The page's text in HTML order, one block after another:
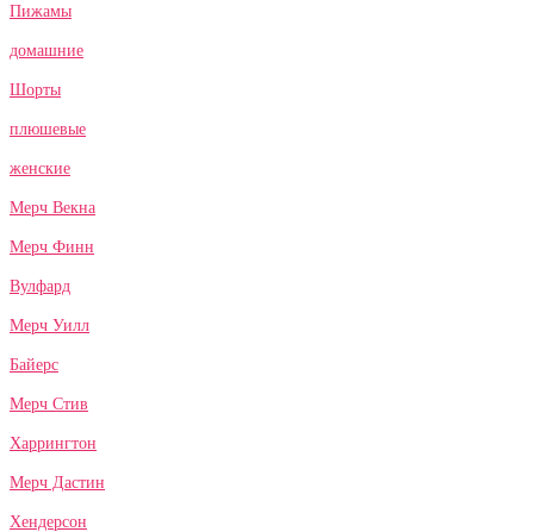
Пижамы
домашние
Шорты
плюшевые
женские
Мерч Векна
Мерч Финн
Вулфард
Мерч Уилл
Байерс
Мерч Стив
Харрингтон
Мерч Дастин
Хендерсон